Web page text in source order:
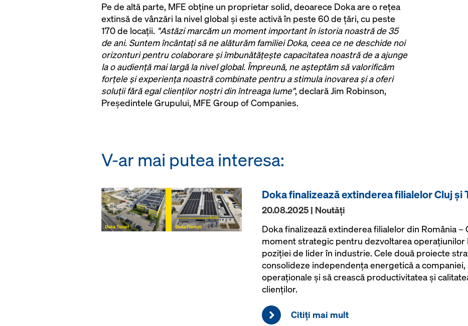
Pe de altă parte, MFE obține un proprietar solid, deoarece Doka are o rețea
extinsă de vânzări la nivel global și este activă în peste 60 de țări, cu peste
170 de locații. "Astăzi marcăm un moment important în istoria noastră de 35
de ani. Suntem încântați să ne alăturăm familiei Doka, ceea ce ne deschide noi
orizonturi pentru colaborare și îmbunătățește capacitatea noastră de a ajunge
la o audiență mai largă la nivel global. Împreună, ne așteptăm să valorificăm
forțele și experiența noastră combinate pentru a stimula inovarea și a oferi
soluții fără egal clienților noștri din întreaga lume", declară Jim Robinson,
Președintele Grupului, MFE Group of Companies.
V-ar mai putea interesa:
Doka finalizează extinderea filialelor Cluj și
20.08.2025 | Noutăţi
Doka finalizează extinderea filialelor din România –
moment strategic pentru dezvoltarea operațiunilor
poziției de lider în industrie. Cele două proiecte
consolideze independența energetică a
operaționale și să crească productivitatea și
clienților.
Citiţi mai mult